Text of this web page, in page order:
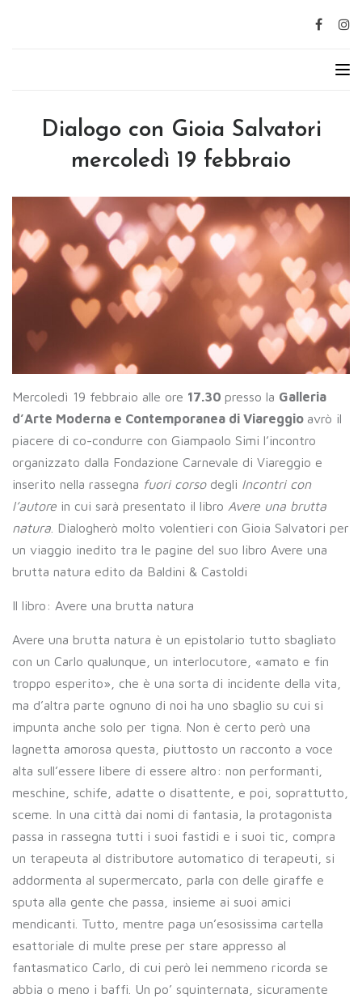
Dialogo con Gioia Salvatori
mercoledì 19 febbraio
Mercoledì 19 febbraio alle ore 17.30 presso la Galleria
d’Arte Moderna e Contemporanea di Viareggio avrò il
piacere di co-condurre con Giampaolo Simi l’incontro
organizzato dalla Fondazione Carnevale di Viareggio e
inserito nella rassegna fuori corso degli Incontri con
l’autore in cui sarà presentato il libro Avere una brutta
natura . Dialogherò molto volentieri con Gioia Salvatori per
un viaggio inedito tra le pagine del suo libro Avere una
brutta natura edito da Baldini & Castoldi
Il libro: Avere una brutta natura
Avere una brutta natura è un epistolario tutto sbagliato
con un Carlo qualunque, un interlocutore, «amato e fin
troppo esperito», che è una sorta di incidente della vita,
ma d’altra parte ognuno di noi ha uno sbaglio su cui si
impunta anche solo per tigna. Non è certo però una
lagnetta amorosa questa, piuttosto un racconto a voce
alta sull’essere libere di essere altro: non performanti,
meschine, schife, adatte o disattente, e poi, soprattutto,
sceme. In una città dai nomi di fantasia, la protagonista
passa in rassegna tutti i suoi fastidi e i suoi tic, compra
un terapeuta al distributore automatico di terapeuti, si
addormenta al supermercato, parla con delle giraffe e
sputa alla gente che passa, insieme ai suoi amici
mendicanti. Tutto, mentre paga un’esosissima cartella
esattoriale di multe prese per stare appresso al
fantasmatico Carlo, di cui però lei nemmeno ricorda se
abbia o meno i baffi. Un po’ squinternata, sicuramente